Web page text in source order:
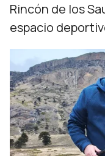
Rincón de los
espacio